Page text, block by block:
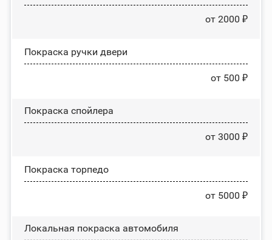
от 2000 ₽
Покраска ручки двери
от 500 ₽
Покраска спойлера
от 3000 ₽
Покраска торпедо
от 5000 ₽
Локальная покраска автомобиля